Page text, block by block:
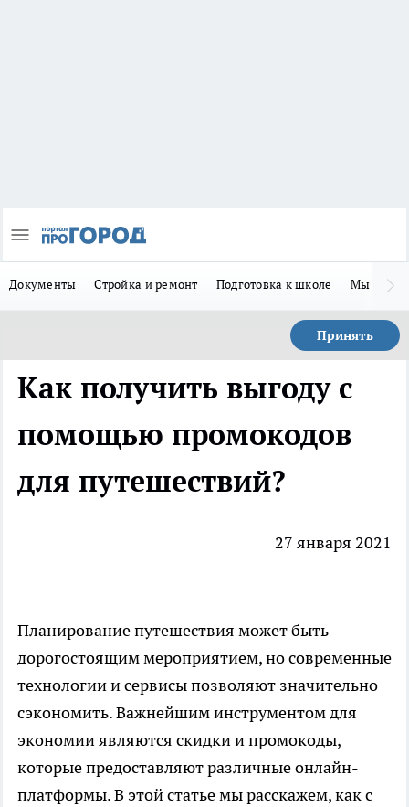
Документы Стройка и ремонт Подготовка к школе Мы в MAX
Принять
Как получить выгоду с
помощью промокодов
для путешествий?
27 января 2021
Планирование путешествия может быть
дорогостоящим мероприятием, но современные
технологии и сервисы позволяют значительно
сэкономить. Важнейшим инструментом для
экономии являются скидки и промокоды,
которые предоставляют различные онлайн-
платформы. В этой статье мы расскажем, как с